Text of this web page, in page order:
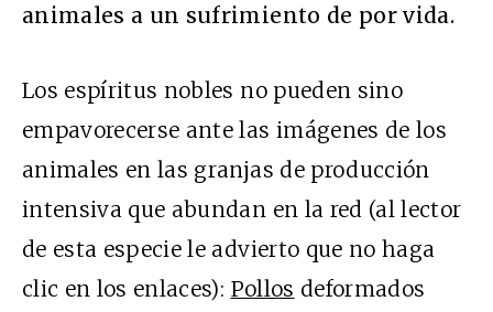
animales a un sufrimiento de por vida.
Los espíritus nobles no pueden sino
empavorecerse ante las imágenes de los
animales en las granjas de producción
intensiva que abundan en la red (al lector
de esta especie le advierto que no haga
clic en los enlaces): Pollos deformados